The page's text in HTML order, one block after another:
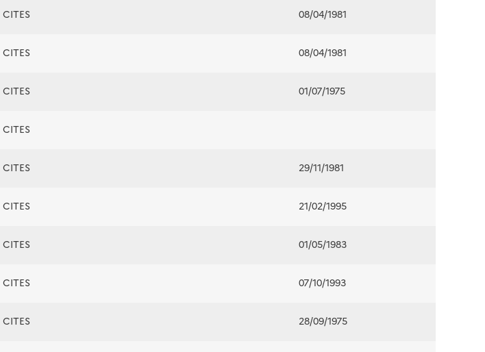
CITES 08/04/1981
CITES 08/04/1981
CITES 01/07/1975
CITES
CITES 29/11/1981
CITES 21/02/1995
CITES 01/05/1983
CITES 07/10/1993
CITES 28/09/1975